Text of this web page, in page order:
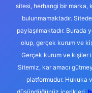
sitesi, herhangi bir marka,
bulunmamaktadır.
paylaşılmaktadır. Burada
olup, gerçek kurum ve
Gerçek kurum ve kişiler
Sitemiz, kar amacı
platformudur. Hukuka